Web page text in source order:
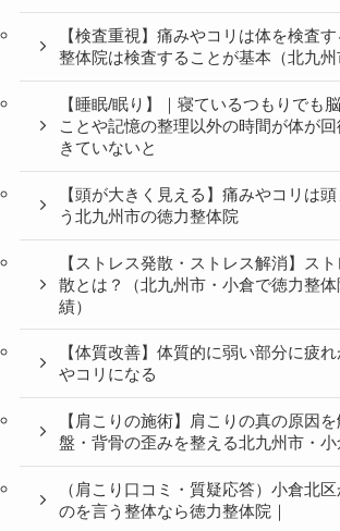
【検査重視】痛みやコリは体を検査
整体院は検査することが基本（北九州
【睡眠/眠り】｜寝ているつもりでも
ことや記憶の整理以外の時間が体が
きていないと
【頭が大きく見える】痛みやコリは
う北九州市の徳力整体院
【ストレス発散・ストレス解消】ス
散とは？（北九州市・小倉で徳力整
績）
【体質改善】体質的に弱い部分に疲
やコリになる
【肩こりの施術】肩こりの真の原因
盤・背骨の歪みを整える北九州市・
（肩こり口コミ・質疑応答）小倉北
のを言う整体なら徳力整体院｜